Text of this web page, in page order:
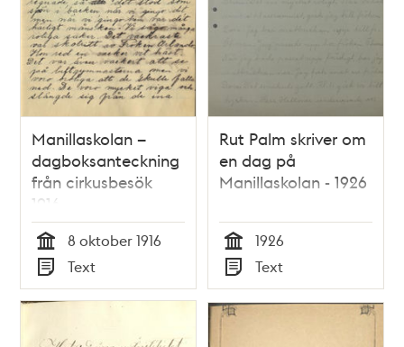
Manillaskolan –
dagboksanteckning
från cirkusbesök
1916
Tid
8 oktober 1916
Typ
Text
Rut Palm skriver om
en dag på
Manillaskolan - 1926
Tid
1926
Typ
Text